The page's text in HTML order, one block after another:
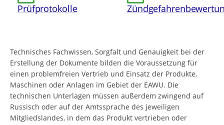
Prüfprotokolle
Technisches Fachwissen, Sorgfalt und Genauigkeit bei der
Erstellung der Dokumente bilden die Voraussetzung für
einen problemfreien Vertrieb und Einsatz der Produkte,
Maschinen oder Anlagen im Gebiet der EAWU. Die
technischen Unterlagen müssen außerdem zwingend auf
Russisch oder auf der Amtssprache des jeweiligen
Mitgliedslandes, in dem das Produkt vertrieben oder